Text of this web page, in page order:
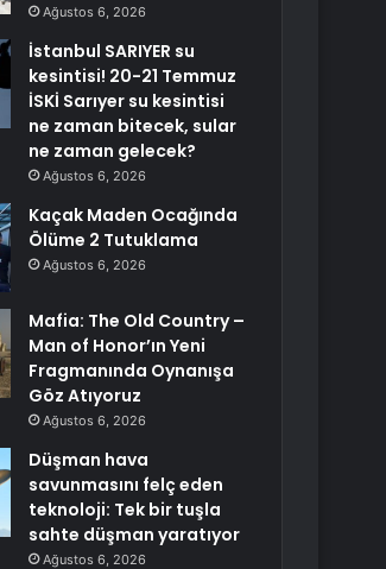
Ağustos 6, 2026
İstanbul SARIYER su
kesintisi! 20-21 Temmuz
İSKİ Sarıyer su kesintisi
ne zaman bitecek, sular
ne zaman gelecek?
Ağustos 6, 2026
Kaçak Maden Ocağında
Ölüme 2 Tutuklama
Ağustos 6, 2026
Mafia: The Old Country –
Man of Honor’ın Yeni
Fragmanında Oynanışa
Göz Atıyoruz
Ağustos 6, 2026
Düşman hava
savunmasını felç eden
teknoloji: Tek bir tuşla
sahte düşman yaratıyor
Ağustos 6, 2026